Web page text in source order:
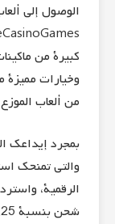
الوصول إلى
كبيرة من
وخيارات مميزة
من ألعاب
بمجرد إيداعك